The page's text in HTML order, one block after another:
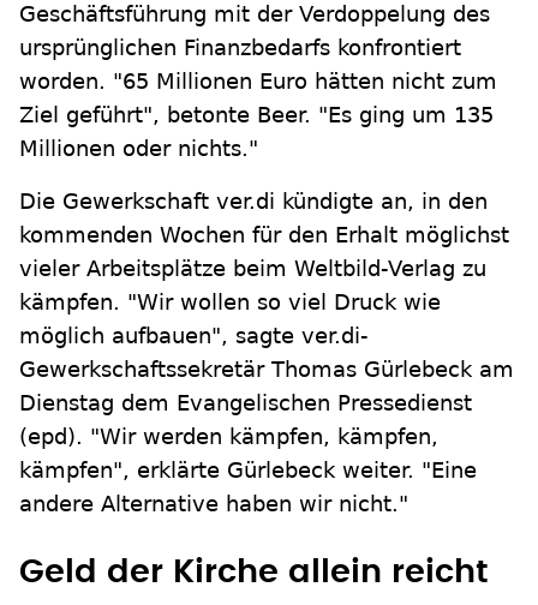
Geschäftsführung mit der Verdoppelung des
ursprünglichen Finanzbedarfs konfrontiert
worden. "65 Millionen Euro hätten nicht zum
Ziel geführt", betonte Beer. "Es ging um 135
Millionen oder nichts."
Die Gewerkschaft ver.di kündigte an, in den
kommenden Wochen für den Erhalt möglichst
vieler Arbeitsplätze beim Weltbild-Verlag zu
kämpfen. "Wir wollen so viel Druck wie
möglich aufbauen", sagte ver.di-
Gewerkschaftssekretär Thomas Gürlebeck am
Dienstag dem Evangelischen Pressedienst
(epd). "Wir werden kämpfen, kämpfen,
kämpfen", erklärte Gürlebeck weiter. "Eine
andere Alternative haben wir nicht."
Geld der Kirche allein reicht